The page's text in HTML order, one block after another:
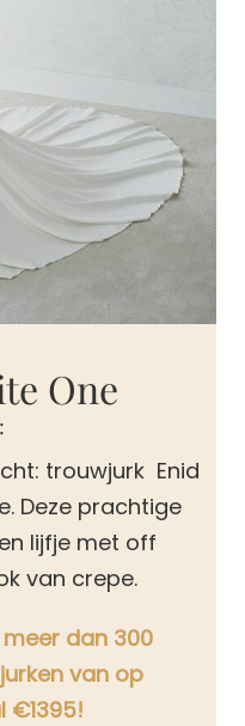
One
trouwjurk Enid
Deze prachtige
lijfje met off
van crepe.
dan 300
van op
€1395!